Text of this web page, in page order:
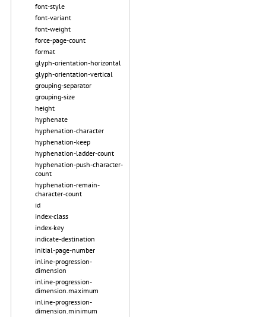
font-style
font-variant
font-weight
force-page-count
format
glyph-orientation-horizontal
glyph-orientation-vertical
grouping-separator
grouping-size
height
hyphenate
hyphenation-character
hyphenation-keep
hyphenation-ladder-count
hyphenation-push-character-
count
hyphenation-remain-
character-count
id
index-class
index-key
indicate-destination
initial-page-number
inline-progression-
dimension
inline-progression-
dimension.maximum
inline-progression-
dimension.minimum